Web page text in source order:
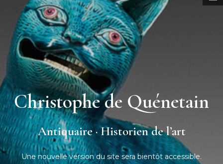
Christophe de Quénetain
Antiquaire · Historien de l’art
Une nouvelle version du site sera bientôt accessible.